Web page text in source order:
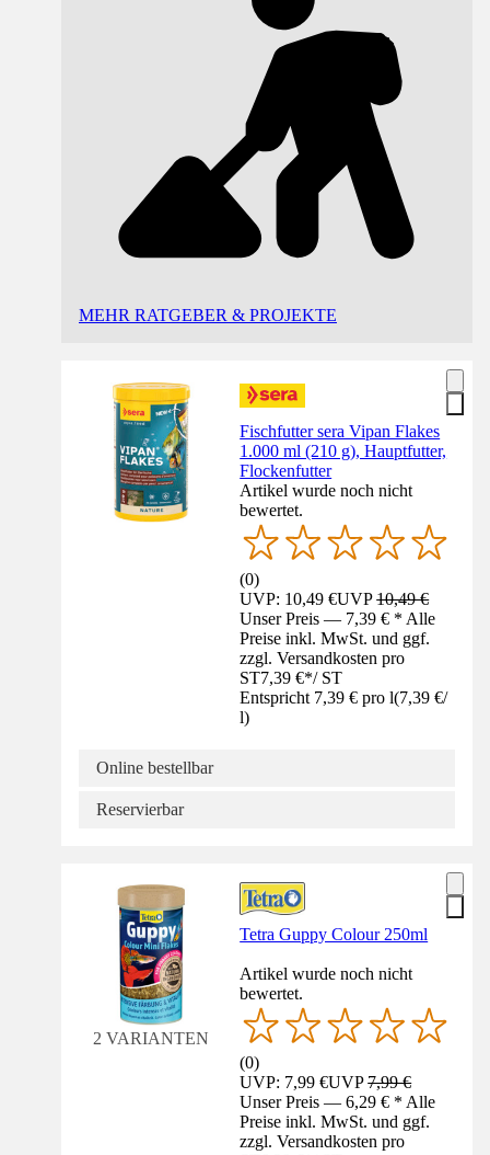
MEHR RATGEBER & PROJEKTE
Fischfutter sera Vipan Flakes
1.000 ml (210 g), Hauptfutter,
Flockenfutter
Artikel wurde noch nicht
bewertet.
(0)
UVP: 10,49 €UVP10,49 €
Unser Preis — 7,39 € * Alle
Preise inkl. MwSt. und ggf.
zzgl. Versandkosten pro
ST7,39 €*/ ST
Entspricht 7,39 € pro l(7,39 €/
l)
Online bestellbar
Reservierbar
2 VARIANTEN
Tetra Guppy Colour 250ml
Artikel wurde noch nicht
bewertet.
(0)
UVP: 7,99 €UVP7,99 €
Unser Preis — 6,29 € * Alle
Preise inkl. MwSt. und ggf.
zzgl. Versandkosten pro